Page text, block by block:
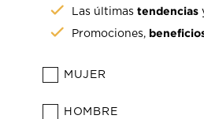
Las últimastendencias
Promociones,
MUJER
HOMBRE